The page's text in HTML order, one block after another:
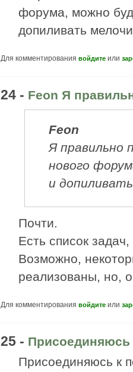
форума, можно
допиливать
Для комментирования войдите или
24 - Feon Я
Feon
Я правильно
нового
и
Почти.
Есть список
Возможно,
реализованы, но,
Для комментирования войдите или
25 -
Присоединяюсь к